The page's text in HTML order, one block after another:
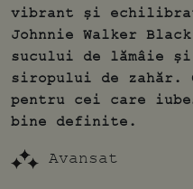
vibrant și
Johnnie Walker
sucului de lămâie
siropului de zahăr.
pentru cei care
bine definite.
Avansat